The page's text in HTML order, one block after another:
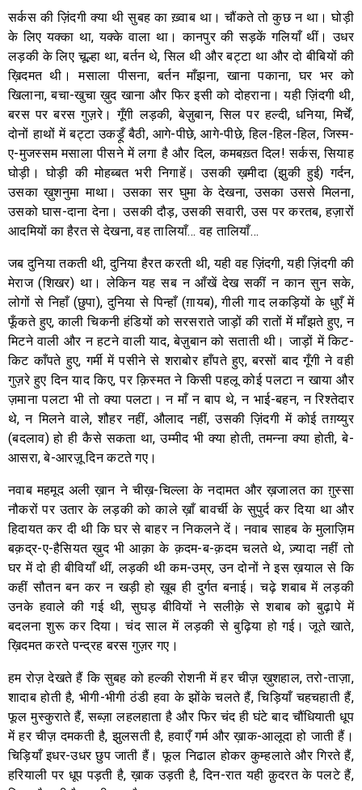
सर्कस की ज़िंदगी क्या थी सुबह का ख़्वाब था। चौंकते तो कुछ न था। घोड़ी
के लिए यक्का था, यक्के वाला था। कानपुर की सड़कें गलियाँ थीं। उधर
लड़की के लिए चूल्हा था, बर्तन थे, सिल थी और बट्टा था और दो बीबियों की
ख़िदमत थी। मसाला पीसना, बर्तन माँझना, खाना पकाना, घर भर को
खिलाना, बचा-खुचा ख़ुद खाना और फिर इसी को दोहराना। यही ज़िंदगी थी,
बरस पर बरस गुज़रे। गूँगी लड़की, बेज़ुबान, सिल पर हल्दी, धनिया, मिर्चें,
दोनों हाथों में बट्टा उकड़ूँ बैठी, आगे-पीछे, आगे-पीछे, हिल-हिल-हिल, जिस्म-
ए-मुजस्सम मसाला पीसने में लगा है और दिल, कमबख़्त दिल! सर्कस, सियाह
घोड़ी। घोड़ी की मोहब्बत भरी निगाहें। उसकी ख़मीदा (झुकी हुई) गर्दन,
उसका ख़ुशनुमा माथा। उसका सर घुमा के देखना, उसका उससे मिलना,
उसको घास-दाना देना। उसकी दौड़, उसकी सवारी, उस पर करतब, हज़ारों
आदमियों का हैरत से देखना, वह तालियाँ… वह तालियाँ…
जब दुनिया तकती थी, दुनिया हैरत करती थी, यही वह ज़िंदगी, यही ज़िंदगी की
मेराज (शिखर) था। लेकिन यह सब न आँखें देख सकीं न कान सुन सके,
लोगों से निहाँ (छुपा), दुनिया से पिन्हाँ (ग़ायब), गीली गाद लकड़ियों के धुएँ में
फूँकते हुए, काली चिकनी हंडियों को सरसराते जाड़ों की रातों में माँझते हुए, न
मिटने वाली और न हटने वाली याद, बेज़ुबान को सताती थी। जाड़ों में किट-
किट काँपते हुए, गर्मी में पसीने से शराबोर हाँपते हुए, बरसों बाद गूँगी ने वही
गुज़रे हुए दिन याद किए, पर क़िस्मत ने किसी पहलू कोई पलटा न खाया और
ज़माना पलटा भी तो क्या पलटा। न माँ न बाप थे, न भाई-बहन, न रिश्तेदार
थे, न मिलने वाले, शौहर नहीं, औलाद नहीं, उसकी ज़िंदगी में कोई तग़य्युर
(बदलाव) हो ही कैसे सकता था, उम्मीद भी क्या होती, तमन्ना क्या होती, बे-
आसरा, बे-आरज़ू दिन कटते गए।
नवाब महमूद अली ख़ान ने चीख़-चिल्ला के नदामत और ख़जालत का ग़ुस्सा
नौकरों पर उतार के लड़की को काले ख़ाँ बावर्ची के सुपुर्द कर दिया था और
हिदायत कर दी थी कि घर से बाहर न निकलने दें। नवाब साहब के मुलाज़िम
बक़द्र-ए-हैसियत ख़ुद भी आक़ा के क़दम-ब-क़दम चलते थे, ज़्यादा नहीं तो
घर में दो ही बीवियाँ थीं, लड़की थी कम-उम्र, उन दोनों ने इस ख़याल से कि
कहीं सौतन बन कर न खड़ी हो ख़ूब ही दुर्गत बनाई। चढ़े शबाब में लड़की
उनके हवाले की गई थी, सुघड़ बीवियों ने सलीक़े से शबाब को बुढ़ापे में
बदलना शुरू कर दिया। चंद साल में लड़की से बुढ़िया हो गई। जूते खाते,
ख़िदमत करते पन्द्रह बरस गुज़र गए।
हम रोज़ देखते हैं कि सुबह को हल्की रोशनी में हर चीज़ ख़ुशहाल, तरो-ताज़ा,
शादाब होती है, भीगी-भीगी ठंडी हवा के झोंके चलते हैं, चिड़ियाँ चहचहाती हैं,
फूल मुस्कुराते हैं, सब्ज़ा लहलहाता है और फिर चंद ही घंटे बाद चौंधियाती धूप
में हर चीज़ दमकती है, झुलसती है, हवाएँ गर्म और ख़ाक-आलूदा हो जाती हैं।
चिड़ियाँ इधर-उधर छुप जाती हैं। फूल निढाल होकर कुम्हलाते और गिरते हैं,
हरियाली पर धूप पड़ती है, ख़ाक उड़ती है, दिन-रात यही क़ुदरत के पलटे हैं,